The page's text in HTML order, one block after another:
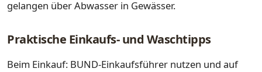
gelangen über Abwasser in Gewässer.
Praktische Einkaufs- und Waschtipps
Beim Einkauf: BUND-Einkaufsführer nutzen und auf